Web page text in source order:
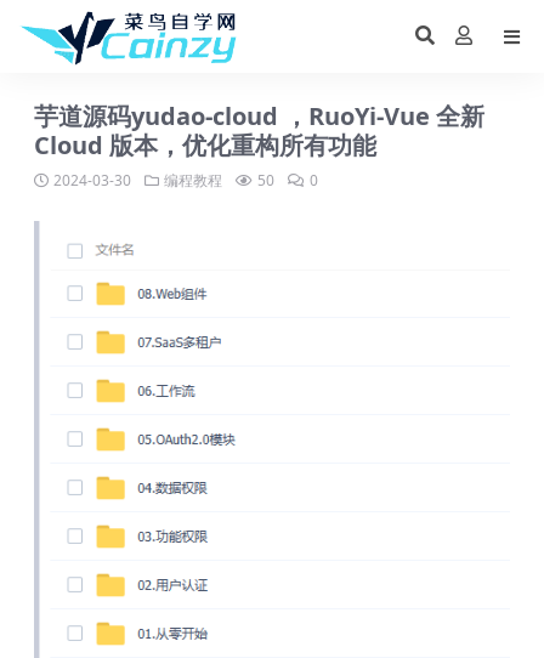
芋道源码yudao-cloud ，RuoYi-Vue 全新
Cloud 版本，优化重构所有功能
2024-03-30 编程教程 50 0